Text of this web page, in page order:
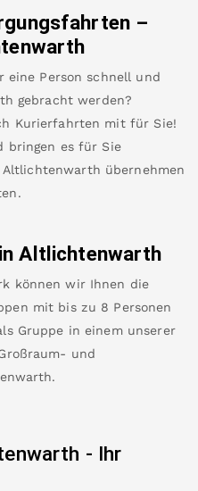
–
eine Person schnell und
gebracht werden?
Kurierfahrten mit für Sie!
bringen es für Sie
Altlichtenwarth übernehmen
Altlichtenwarth
können wir Ihnen die
mit bis zu 8 Personen
Gruppe in einem unserer
und
.
- Ihr